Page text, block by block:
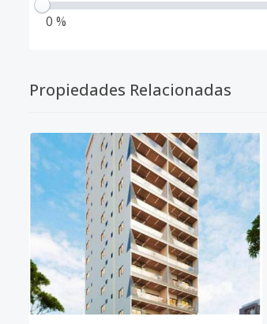
0 %
Propiedades Relacionadas